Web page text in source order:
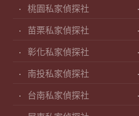
桃園私家偵探社
苗栗私家偵探社
彰化私家偵探社
南投私家偵探社
台南私家偵探社